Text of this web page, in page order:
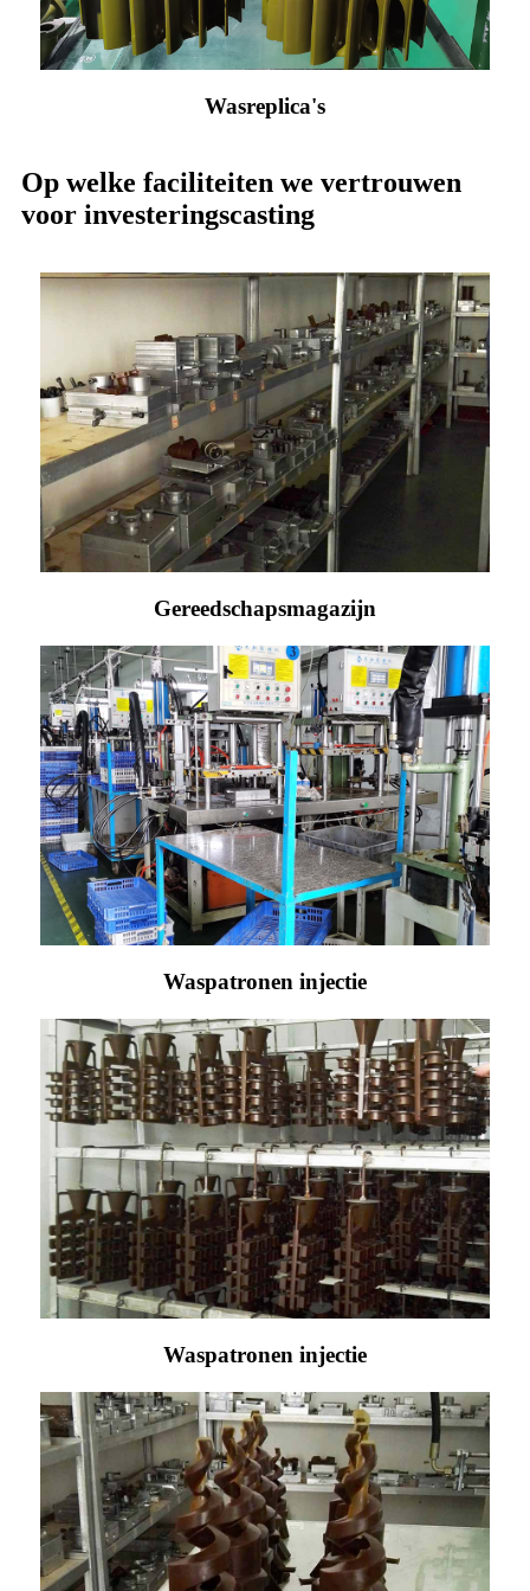
Wasreplica's
Op welke faciliteiten we vertrouwen
voor investeringscasting
Gereedschapsmagazijn
Waspatronen injectie
Waspatronen injectie